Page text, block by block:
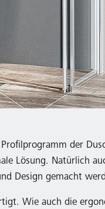
der
Lösung. Natürlich
Design gemacht
Wie auch die